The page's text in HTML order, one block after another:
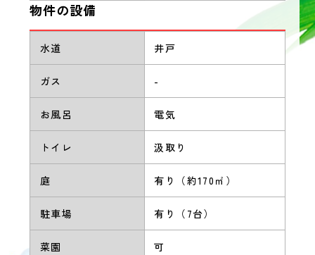
物件の設備
水道 井戸
ガス -
お風呂 電気
トイレ 汲取り
庭 有り（約170㎡）
駐車場 有り（7台）
菜園 可